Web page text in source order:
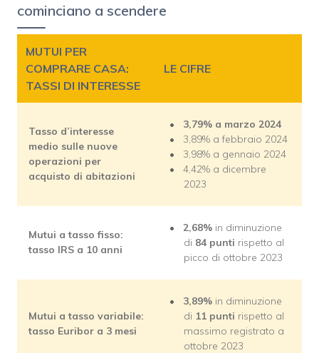
cominciano a scendere
MUTUI PER
COMPRARE CASA:
TASSI DI INTERESSE
LE CIFRE
Tasso d’interesse
medio sulle nuove
operazioni per
acquisto di abitazioni
3,79% a marzo 2024
3,89% a febbraio 2024
3,98% a gennaio 2024
4,42% a dicembre
2023
Mutui a tasso fisso:
tasso IRS a 10 anni
2,68% in diminuzione
di 84 punti rispetto al
picco di ottobre 2023
Mutui a tasso variabile:
tasso Euribor a 3 mesi
3,89% in diminuzione
di 11 punti rispetto al
massimo registrato a
ottobre 2023